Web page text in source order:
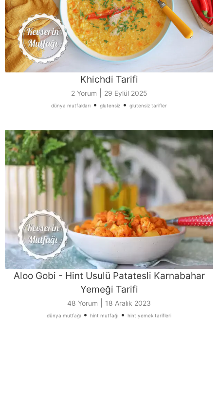
Khichdi Tarifi
2 Yorum 29 Eylül 2025
dünya mutfakları • glutensiz • glutensiz tarifler
Aloo Gobi - Hint Usulü Patatesli Karnabahar
Yemeği Tarifi
48 Yorum 18 Aralık 2023
dünya mutfağı • hint mutfağı • hint yemek tarifleri